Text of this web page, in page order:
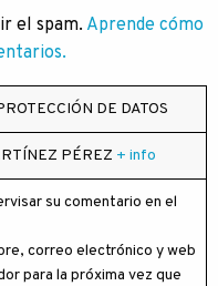
el spam. Aprende cómo
DE DATOS
PÉREZ + info
su comentario en el
correo electrónico y web
para la próxima vez que